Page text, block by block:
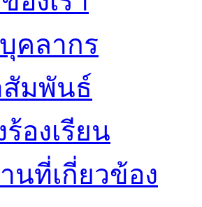
คลากร
มพันธ์
ร้องเรียน
นที่เกี่ยวข้อง